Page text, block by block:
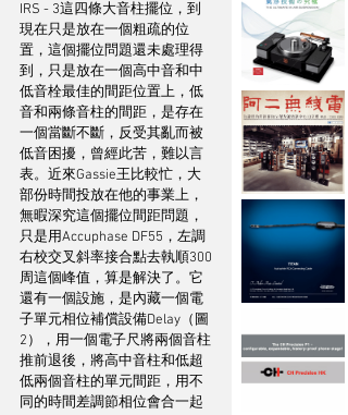
IRS - 3這四條大音柱擺位，到
現在只是放在一個粗疏的位
置，這個擺位問題還未處理得
到，只是放在一個高中音和中
低音栓最佳的間距位置上，低
音和兩條音柱的間距，是存在
一個當斷不斷，反受其亂而被
低音困擾，曾經此苦，難以言
表。近來Gassie王比較忙，大
部份時間投放在他的事業上，
無暇深究這個擺位間距問題，
只是用Accuphase DF55，左調
右校交叉斜率接合點去執順300
周這個峰值，算是解決了。它
還有一個設施，是內藏一個電
子單元相位補償設備Delay（圖
2），用一個電子尺將兩個音柱
推前退後，將高中音柱和低超
低兩個音柱的單元間距，用不
同的時間差調節相位會合一起